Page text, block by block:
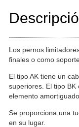
Los pernos
finales o como
El tipo AK tiene un
superiores. El tipo
elemento
Se proporciona una
en su lugar.